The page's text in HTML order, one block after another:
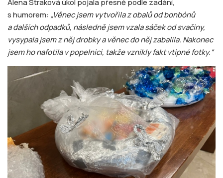
s humorem: „Věnec jsem vytvořila z obalů od bonbónů
a dalších odpadků, následně jsem vzala sáček od svačiny,
vysypala jsem z něj drobky a věnec do něj zabalila. Nakonec
jsem ho nafotila v popelnici, takže vznikly fakt vtipné fotky.“